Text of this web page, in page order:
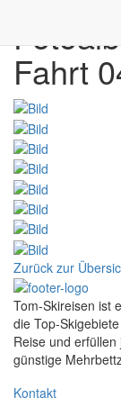
Fahrt
Zurück zur
Tom-Skireisen ist
die Top-
Reise und
günstige
Kontakt